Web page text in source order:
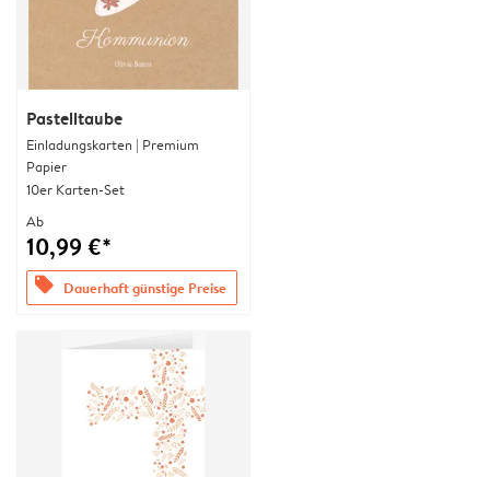
Pastelltaube
Einladungskarten | Premium
Papier
10er Karten-Set
Ab
10,99 €*
offers Dauerhaft günstige Preise